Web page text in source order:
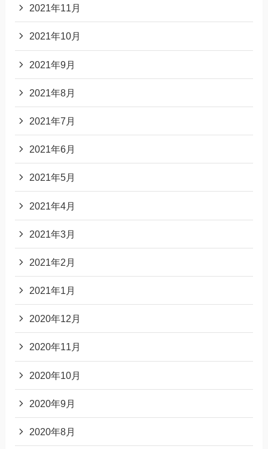
2021年11月
2021年10月
2021年9月
2021年8月
2021年7月
2021年6月
2021年5月
2021年4月
2021年3月
2021年2月
2021年1月
2020年12月
2020年11月
2020年10月
2020年9月
2020年8月